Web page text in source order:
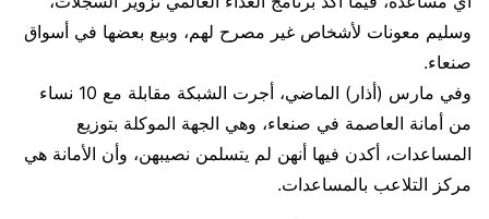
وسليم معونات لأشخاص غير مصرح لهم، وبيع بعضها في أسواق
صنعاء.
وفي مارس (أذار) الماضي، أجرت الشبكة مقابلة مع 10 نساء
من أمانة العاصمة في صنعاء، وهي الجهة الموكلة بتوزيع
المساعدات، أكدن فيها أنهن لم يتسلمن نصيبهن، وأن الأمانة هي
مركز التلاعب بالمساعدات.